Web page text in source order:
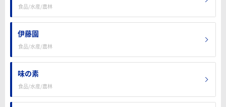
食品/水産/農林
伊藤園
食品/水産/農林
味の素
食品/水産/農林